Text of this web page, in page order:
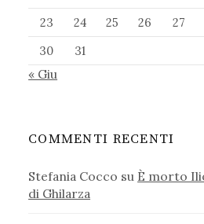
23
24 25 26 27
30
31
« Giu
COMMENTI RECENTI
Stefania Cocco su È morto
di Ghilarza